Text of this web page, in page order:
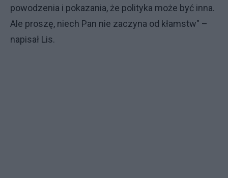
powodzenia i pokazania, że polityka może być inna.
Ale proszę, niech Pan nie zaczyna od kłamstw" –
napisał Lis.